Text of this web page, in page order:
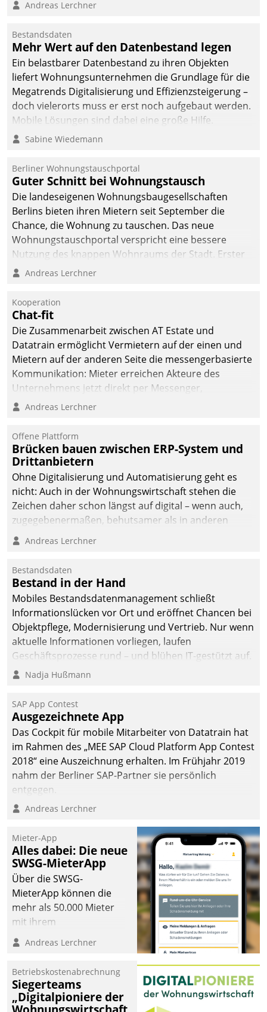
und Beschwerde-Management einen eigenen Kanal
ein.
Andreas Lerchner
Bestandsdaten
Mehr Wert auf den Datenbestand legen
Ein belastbarer Datenbestand zu ihren Objekten
liefert Wohnungsunternehmen die Grundlage für die
Megatrends Digitalisierung und Effizienzsteigerung –
doch vielerorts muss er erst noch aufgebaut werden.
Mobile Lösungen sind dabei eine große Hilfe.
Sabine Wiedemann
Berliner Wohnungstauschportal
Guter Schnitt bei Wohnungstausch
Die landeseigenen Wohnungsbaugesellschaften
Berlins bieten ihren Mietern seit September die
Chance, die Wohnung zu tauschen. Das neue
Wohnungstauschportal verspricht eine bessere
Nutzung des knappen Wohnraums der Stadt. Erster
Anwendungsfall für Datatrains Lösung API-Hub mit
Unternehmen.
Andreas Lerchner
Kooperation
Chat-fit
Die Zusammenarbeit zwischen AT Estate und
Datatrain ermöglicht Vermietern auf der einen und
Mietern auf der anderen Seite die messengerbasierte
Kommunikation: Mieter erreichen Akteure des
Unternehmens jetzt direkt per Messenger,
Mitarbeiter oder Dienstleister empfangen oder
Andreas Lerchner
Offene Plattform
Brücken bauen zwischen ERP-System und
Drittanbietern
Ohne Digitalisierung und Automatisierung geht es
nicht: Auch in der Wohnungswirtschaft stehen die
Zeichen daher schon längst auf digital – wenn auch,
zugegebenermaßen, behutsamer als in anderen
Branchen.
Andreas Lerchner
Bestandsdaten
Bestand in der Hand
Mobiles Bestandsdatenmanagement schließt
Informationslücken vor Ort und eröffnet Chancen bei
Objektpflege, Modernisierung und Vertrieb. Nur wenn
aktuelle Informationen vorliegen, laufen
Geschäftsprozesse rund – und blühen IT-gestützt auf.
Nadja Hußmann
SAP App Contest
Ausgezeichnete App
Das Cockpit für mobile Mitarbeiter von Datatrain hat
im Rahmen des „MEE SAP Cloud Platform App Contest
2018“ eine Auszeichnung erhalten. Im Frühjahr 2019
nahm der Berliner SAP-Partner sie persönlich
entgegen.
Andreas Lerchner
Mieter-App
Alles dabei: Die neue
SWSG-MieterApp
Über die SWSG-
MieterApp können die
mehr als 50.000 Mieter
mit ihrem
Wohnungsunternehmen
kommunizieren, auf dem
einsehen und ändern
oder
Schadensmeldungen
Andreas Lerchner
Betriebskostenabrechnung
Siegerteams
„Digitalpioniere der